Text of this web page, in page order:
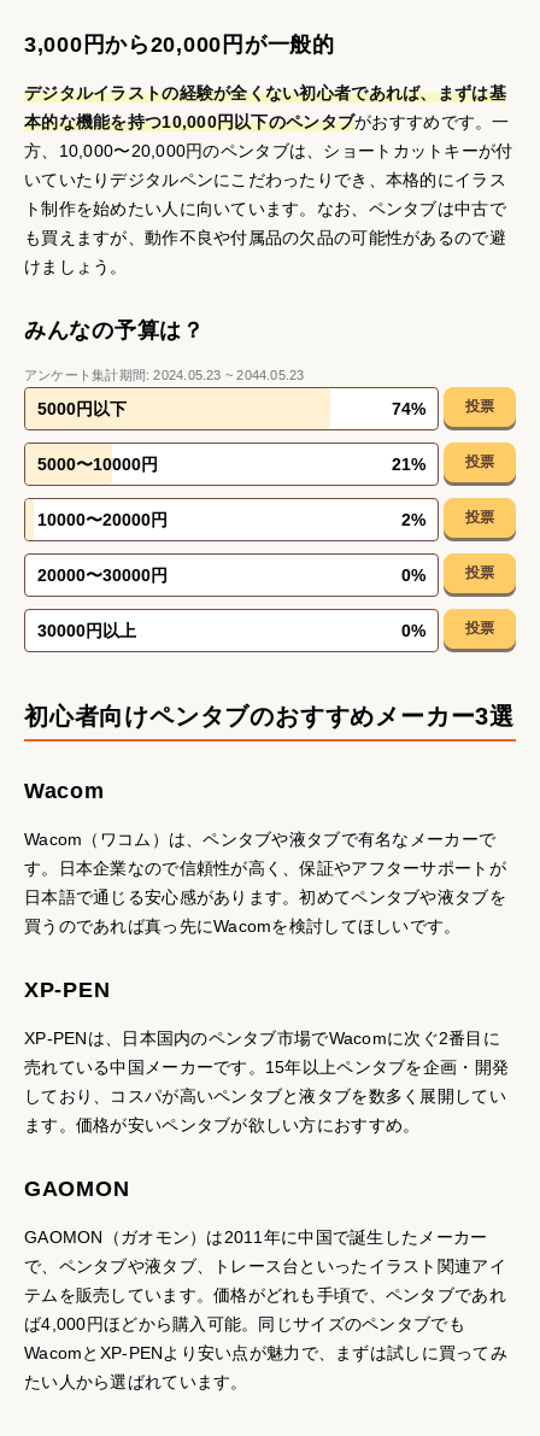
3,000円から20,000円が一般的
デジタルイラストの経験が全くない初心者であれば、まずは基
本的な機能を持つ10,000円以下のペンタブがおすすめです。一
方、10,000〜20,000円のペンタブは、ショートカットキーが付
いていたりデジタルペンにこだわったりでき、本格的にイラス
ト制作を始めたい人に向いています。なお、ペンタブは中古で
も買えますが、動作不良や付属品の欠品の可能性があるので避
けましょう。
みんなの予算は？
アンケート集計期間:2024.05.23 ~2044.05.23
5000円以下 74% 投票
5000〜10000円 21% 投票
10000〜20000円 2% 投票
20000〜30000円 0% 投票
30000円以上 0% 投票
初心者向けペンタブのおすすめメーカー3選
Wacom
Wacom（ワコム）は、ペンタブや液タブで有名なメーカーで
す。日本企業なので信頼性が高く、保証やアフターサポートが
日本語で通じる安心感があります。初めてペンタブや液タブを
買うのであれば真っ先にWacomを検討してほしいです。
XP-PEN
XP-PENは、日本国内のペンタブ市場でWacomに次ぐ2番目に
売れている中国メーカーです。15年以上ペンタブを企画・開発
しており、コスパが高いペンタブと液タブを数多く展開してい
ます。価格が安いペンタブが欲しい方におすすめ。
GAOMON
GAOMON（ガオモン）は2011年に中国で誕生したメーカー
で、ペンタブや液タブ、トレース台といったイラスト関連アイ
テムを販売しています。価格がどれも手頃で、ペンタブであれ
ば4,000円ほどから購入可能。同じサイズのペンタブでも
WacomとXP-PENより安い点が魅力で、まずは試しに買ってみ
たい人から選ばれています。